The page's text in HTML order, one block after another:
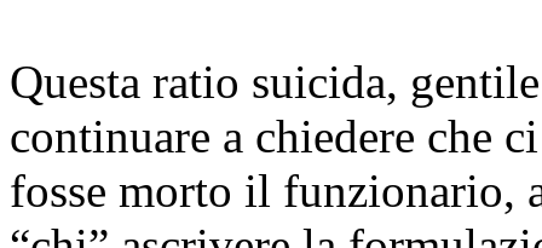
Questa ratio suicida,
continuare a chiedere che
fosse morto il funzionario,